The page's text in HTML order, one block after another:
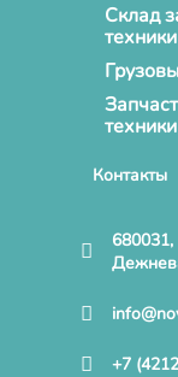
Склад
техники
техники
Контакты
680031,
+7